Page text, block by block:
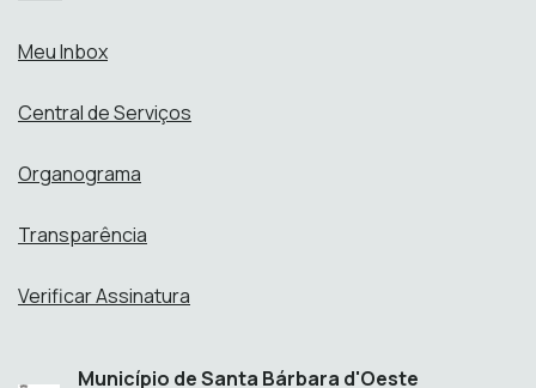
Meu Inbox
Central de Serviços
Organograma
Transparência
Verificar Assinatura
Município de Santa Bárbara d'Oeste